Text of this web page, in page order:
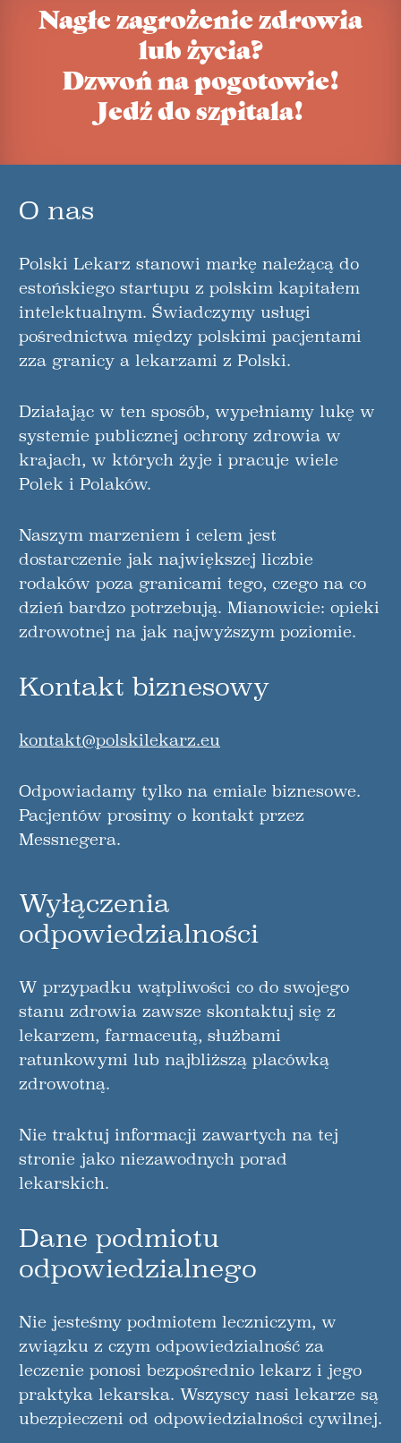
Nagłe zagrożenie zdrowia
lub życia?
Dzwoń na pogotowie!
Jedź do szpitala!
O nas
Polski Lekarz stanowi markę należącą do
estońskiego startupu z polskim kapitałem
intelektualnym. Świadczymy usługi
pośrednictwa między polskimi pacjentami
zza granicy a lekarzami z Polski.
Działając w ten sposób, wypełniamy lukę w
systemie publicznej ochrony zdrowia w
krajach, w których żyje i pracuje wiele
Polek i Polaków.
Naszym marzeniem i celem jest
dostarczenie jak największej liczbie
rodaków poza granicami tego, czego na co
dzień bardzo potrzebują. Mianowicie: opieki
zdrowotnej na jak najwyższym poziomie.
Kontakt biznesowy
kontakt@polskilekarz.eu
Odpowiadamy tylko na emiale biznesowe.
Pacjentów prosimy o kontakt przez
Messnegera.
Wyłączenia
odpowiedzialności
W przypadku wątpliwości co do swojego
stanu zdrowia zawsze skontaktuj się z
lekarzem, farmaceutą, służbami
ratunkowymi lub najbliższą placówką
zdrowotną.
Nie traktuj informacji zawartych na tej
stronie jako niezawodnych porad
lekarskich.
Dane podmiotu
odpowiedzialnego
Nie jesteśmy podmiotem leczniczym, w
związku z czym odpowiedzialność za
leczenie ponosi bezpośrednio lekarz i jego
praktyka lekarska. Wszyscy nasi lekarze są
ubezpieczeni od odpowiedzialności cywilnej.